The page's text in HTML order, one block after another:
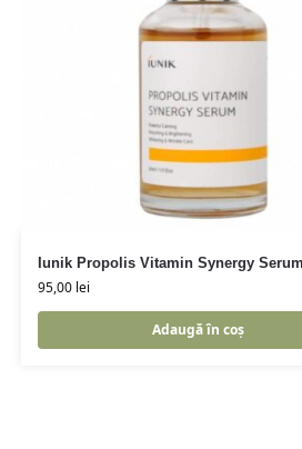
Iunik Propolis Vitamin Synergy
95,00 lei
Adaugă în coș